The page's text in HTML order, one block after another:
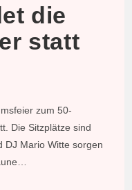
die
statt
zum 50-
Die Sitzplätze sind
DJ Mario Witte sorgen